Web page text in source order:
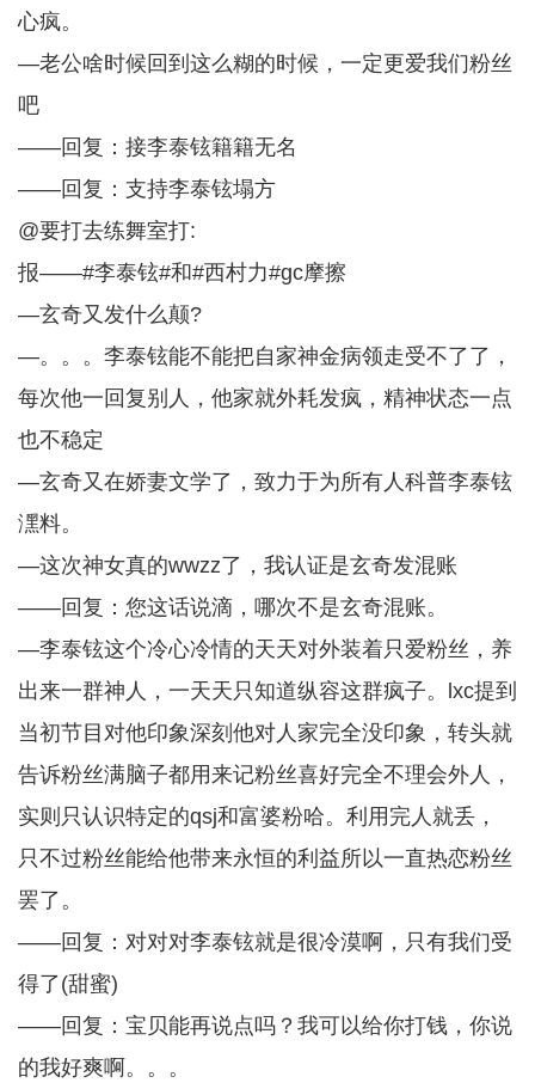
心疯。
—老公啥时候回到这么糊的时候，一定更爱我们粉丝
吧
——回复：接李泰铉籍籍无名
——回复：支持李泰铉塌方
@要打去练舞室打:
报——#李泰铉#和#西村力#gc摩擦
—玄奇又发什么颠?
—。。。李泰铉能不能把自家神金病领走受不了了，
每次他一回复别人，他家就外耗发疯，精神状态一点
也不稳定
—玄奇又在娇妻文学了，致力于为所有人科普李泰铉
潶料。
—这次神女真的wwzz了，我认证是玄奇发混账
——回复：您这话说滴，哪次不是玄奇混账。
—李泰铉这个冷心冷情的天天对外装着只爱粉丝，养
出来一群神人，一天天只知道纵容这群疯子。lxc提到
当初节目对他印象深刻他对人家完全没印象，转头就
告诉粉丝满脑子都用来记粉丝喜好完全不理会外人，
实则只认识特定的qsj和富婆粉哈。利用完人就丢，
只不过粉丝能给他带来永恒的利益所以一直热恋粉丝
罢了。
——回复：对对对李泰铉就是很冷漠啊，只有我们受
得了(甜蜜)
——回复：宝贝能再说点吗？我可以给你打钱，你说
的我好爽啊。。。